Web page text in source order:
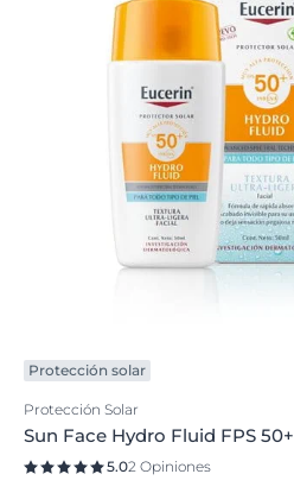
Protección solar
Protección Solar
Sun Face Hydro Fluid FPS 50+
5.02 Opiniones